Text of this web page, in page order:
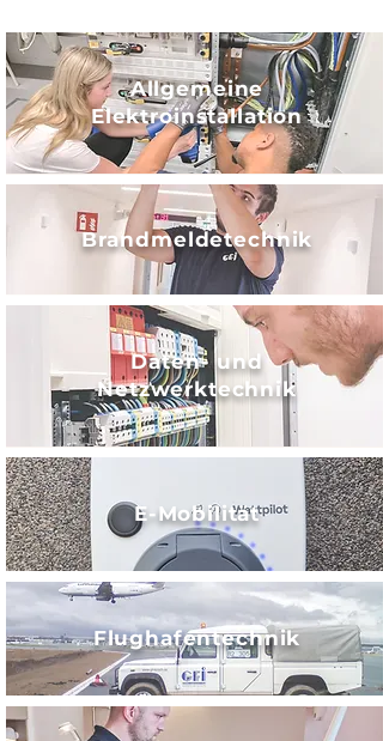
Allgemeine
Elektroinstallation
Brandmeldetechnik
Daten- und
Netzwerktechnik
E-Mobilität
Flughafentechnik